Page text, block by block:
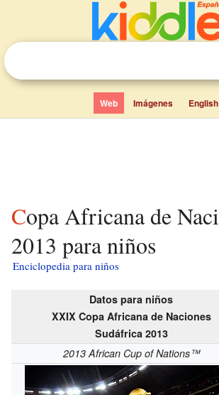
Web Imágenes English
Copa Africana de Naciones
2013 para niños
Enciclopedia para niños
Datos para niños
XXIX Copa Africana de Naciones
Sudáfrica 2013
2013 African Cup of Nations™